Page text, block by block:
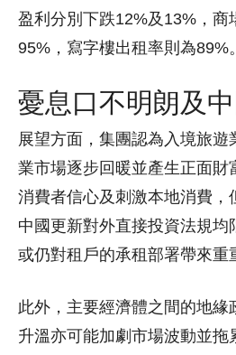
盈利分別下跌12%及13%，商
95%，寫字樓出租率則為89%。
憂息口不明朗及
展望方面，集團認為入境旅遊
業市場逐步回暖並產生正面財
消費者信心及刺激本地消費，
中國更新對外直接投資法規均
或仍對租戶的承租部署帶來重
此外，主要經濟體之間的地緣
升溫亦可能加劇市場波動並拖